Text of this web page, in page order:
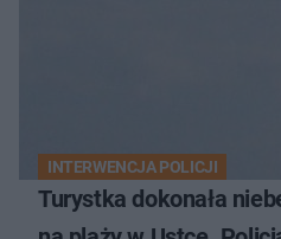
INTERWENCJA POLICJI
Turystka dokonała